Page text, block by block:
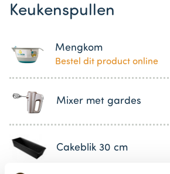
Keukenspullen
Mengkom
Bestel dit product online
Mixer met gardes
Cakeblik 30 cm